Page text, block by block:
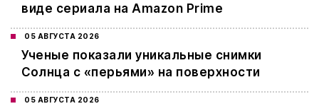
виде сериала на Amazon Prime
05 АВГУСТА 2026
Ученые показали уникальные снимки
Солнца с «перьями» на поверхности
05 АВГУСТА 2026